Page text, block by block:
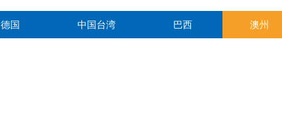
德国 中国台湾 巴西 澳州